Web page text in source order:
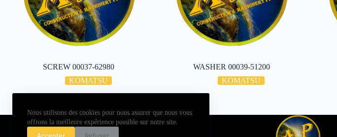
Nous utilisons des cookies pour nous assurer que nous vous
offrons la meilleure expérience possible sur notre site.
Accepter Refuser
SCREW 00037-62980
KOMATSU
WASHER 00039-51200
KOMATSU
Copyright © 2026 - ALL PARTS FRANCE SAS